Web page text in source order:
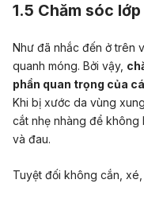
1.5 Chăm sóc
Như đã nhắc đến ở trên
quanh móng. Bởi vậy,
phần quan trọng của
Khi bị xước da vùng
cắt nhẹ nhàng để không
và đau.
Tuyệt đối không cắn,